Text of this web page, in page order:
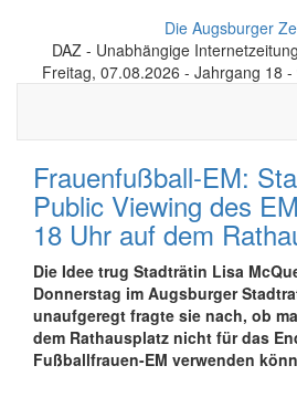
Die Augsburger
DAZ - Unabhängige
Freitag, 07.08.2026 - Jahrgang 18
Frauenfußball-EM:
Public Viewing des
18 Uhr auf dem
Die Idee trug Stadträtin Lisa
Donnerstag im Augsburger
unaufgeregt fragte sie nach, ob
dem Rathausplatz nicht für das
Fußballfrauen-EM verwenden